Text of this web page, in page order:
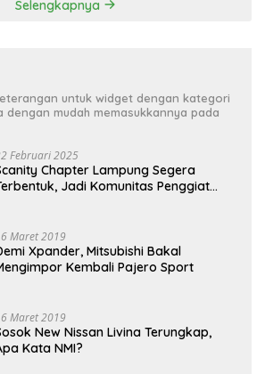
Selengkapnya
untuk widget dengan kategori
mudah memasukkannya pada
Februari 2025
Chapter Lampung Segera
Jadi Komunitas Penggiat
Maret 2019
Xpander, Mitsubishi Bakal
Kembali Pajero Sport
Maret 2019
New Nissan Livina Terungkap,
Kata NMI?